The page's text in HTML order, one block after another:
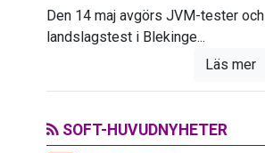
Den 14 maj avgörs JVM-tester och
landslagstest i Blekinge...
Läs mer
SOFT-HUVUDNYHETER